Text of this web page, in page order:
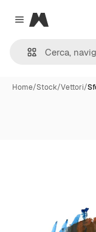
Close menu
Magnific
Home/Stock/Vettori/